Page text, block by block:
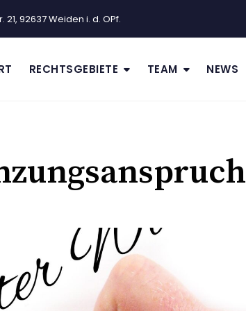
92637 Weiden i. d. OPf.
RECHTSGEBIETE TEAM NEWS